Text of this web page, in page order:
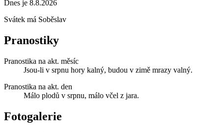
Dnes je 8.8.2026
Svátek má Soběslav
Pranostiky
Pranostika na akt. měsíc
Jsou-li v srpnu hory kalný, budou v zimě mrazy valný.
Pranostika na akt. den
Málo plodů v srpnu, málo včel z jara.
Fotogalerie